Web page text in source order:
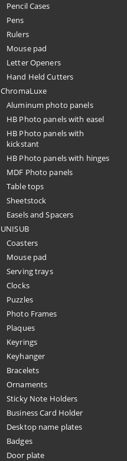
Pencil Cases
Pens
Rulers
Mouse pad
Letter Openers
Hand Held Cutters
ChromaLuxe
Aluminum photo panels
HB Photo panels with easel
HB Photo panels with
kickstant
HB Photo panels with hinges
MDF Photo panels
Table tops
Sheetstock
Easels and Spacers
UNISUB
Coasters
Mouse pad
Serving trays
Clocks
Puzzles
Photo Frames
Plaques
Keyrings
Keyhanger
Bracelets
Ornaments
Sticky Note Holders
Business Card Holder
Desktop name plates
Badges
Door plate